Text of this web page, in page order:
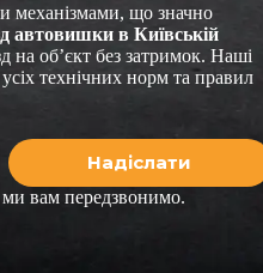
механізмами, що значно
автовишки в Київській
на об’єкт без затримок. Наші
технічних норм та правил
ми вам передзвонимо.